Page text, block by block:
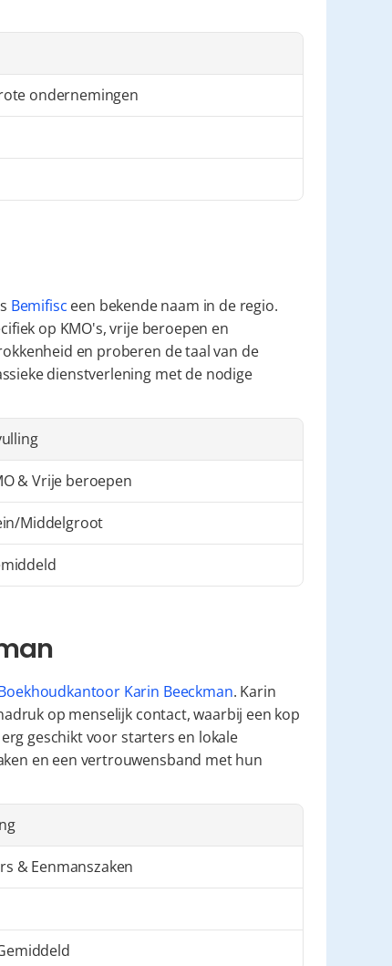
ondernemingen
Bemifisc een bekende naam in de regio.
op KMO's, vrije beroepen en
en proberen de taal van de
dienstverlening met de nodige
& Vrije beroepen
Middelgroot
Karin Beeckman. Karin
op menselijk contact, waarbij een kop
geschikt voor starters en lokale
en een vertrouwensband met hun
& Eenmanszaken